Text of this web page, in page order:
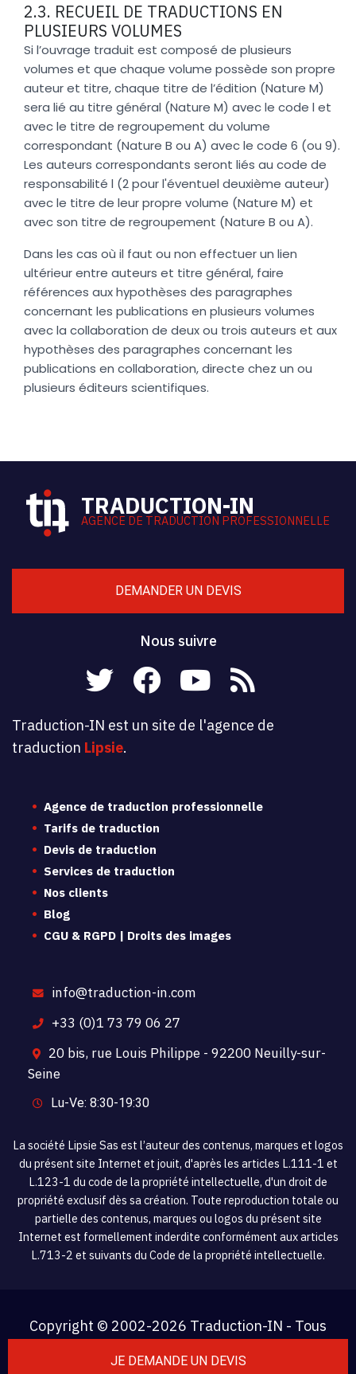
JE DEMANDE UN DEVIS
2.3. RECUEIL DE TRADUCTIONS EN
PLUSIEURS VOLUMES
Si l’ouvrage traduit est composé de plusieurs
volumes et que chaque volume possède son propre
auteur et titre, chaque titre de l’édition (Nature M)
sera lié au titre général (Nature M) avec le code l et
avec le titre de regroupement du volume
correspondant (Nature B ou A) avec le code 6 (ou 9).
Les auteurs correspondants seront liés au code de
responsabilité l (2 pour l'éventuel deuxième auteur)
avec le titre de leur propre volume (Nature M) et
avec son titre de regroupement (Nature B ou A).
Dans les cas où il faut ou non effectuer un lien
ultérieur entre auteurs et titre général, faire
références aux hypothèses des paragraphes
concernant les publications en plusieurs volumes
avec la collaboration de deux ou trois auteurs et aux
hypothèses des paragraphes concernant les
publications en collaboration, directe chez un ou
plusieurs éditeurs scientifiques.
TRADUCTION-IN
AGENCE DE TRADUCTION PROFESSIONNELLE
DEMANDER UN DEVIS
Nous suivre
Traduction-IN est un site de l'agence de
traduction Lipsie.
Agence de traduction professionnelle
Tarifs de traduction
Devis de traduction
Services de traduction
Nos clients
Blog
CGU & RGPD | Droits des images
info@traduction-in.com
+33 (0)1 73 79 06 27
20 bis, rue Louis Philippe - 92200 Neuilly-sur-
Seine
Lu-Ve: 8:30-19:30
La société Lipsie Sas est l’auteur des contenus, marques et logos
du présent site Internet et jouit, d'après les articles L.111-1 et
L.123-1 du code de la propriété intellectuelle, d'un droit de
propriété exclusif dès sa création. Toute reproduction totale ou
partielle des contenus, marques ou logos du présent site
Internet est formellement inderdite conformément aux articles
L.713-2 et suivants du Code de la propriété intellectuelle.
Copyright © 2002-2026 Traduction-IN - Tous